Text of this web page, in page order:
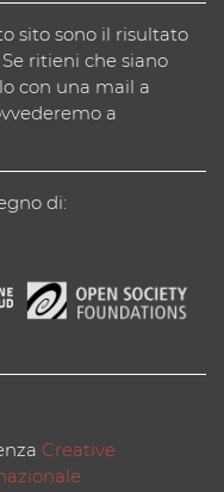
sito sono il risultato
ritieni che siano
con una mail a
a
di:
Creative